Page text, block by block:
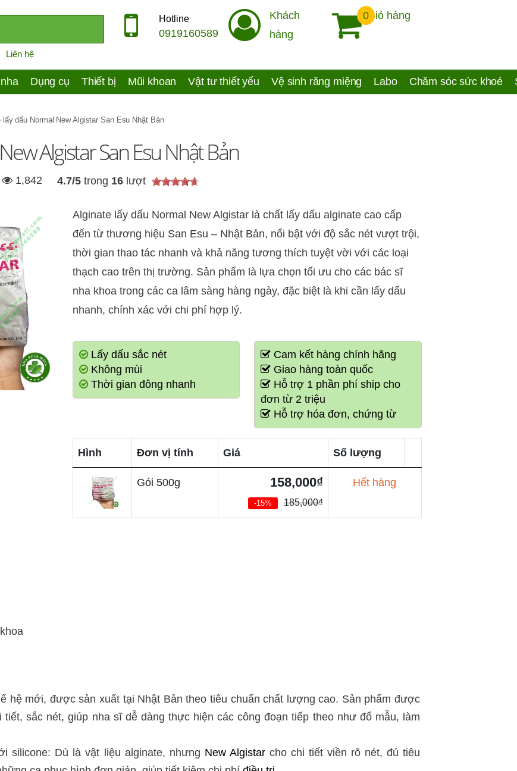
Liên hệ
Hotline
0919160589
Khách
hàng
0Giỏ hàng
Dụng cụ Thiết bị Mũi khoan Vật tư thiết yếu Vệ sinh răng miệng Labo Chăm sóc sức khoẻ
lấy dấu Normal New Algistar San Esu Nhật Bản
Algistar San Esu Nhật Bản
1,842 4.7/5 trong 16 lượt
Alginate lấy dấu Normal New Algistar là chất lấy dấu alginate cao cấp
đến từ thương hiệu San Esu – Nhật Bản, nổi bật với độ sắc nét vượt trội,
thời gian thao tác nhanh và khả năng tương thích tuyệt vời với các loại
thạch cao trên thị trường. Sản phẩm là lựa chọn tối ưu cho các bác sĩ
nha khoa trong các ca lâm sàng hàng ngày, đặc biệt là khi cần lấy dấu
nhanh, chính xác với chi phí hợp lý.
Lấy dấu sắc nét
Không mùi
Thời gian đông nhanh
Cam kết hàng chính hãng
Giao hàng toàn quốc
Hỗ trợ 1 phần phí ship cho
đơn từ 2 triệu
Hỗ trợ hóa đơn, chứng từ
Hình Đơn vị tính Giá Số lượng
Gói 500g 158,000₫
-15% 185,000₫
Hết hàng
hệ mới, được sản xuất tại Nhật Bản theo tiêu chuẩn chất lượng cao. Sản phẩm được
sắc nét, giúp nha sĩ dễ dàng thực hiện các công đoạn tiếp theo như đổ mẫu, làm
silicone: Dù là vật liệu alginate, nhưng New Algistarcho chi tiết viền rõ nét, đủ tiêu